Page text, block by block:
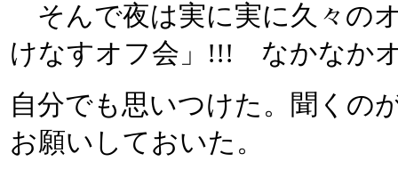
そんで夜は実に実に久々の
けなすオフ会」!!! なかなか
自分でも思いつけた。聞くの
お願いしておいた。